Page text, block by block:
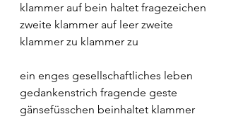
klammer auf bein haltet fragezeichen
zweite klammer auf leer zweite
klammer zu klammer zu
ein enges gesellschaftliches leben
gedankenstrich fragende geste
gänsefüsschen beinhaltet klammer